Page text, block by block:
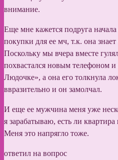
внимание.
Еще мне кажется подруга
покупки для ее мч, т.к. она
Поскольку мы вчера вместе
похвастался новым телефоном
Людочке», а она его толкнула
ввразительно и он замолчал.
И еще ее мужчина меня уже
я зарабатываю, есть ли
Меня это напрягло тоже.
ответил на вопрос